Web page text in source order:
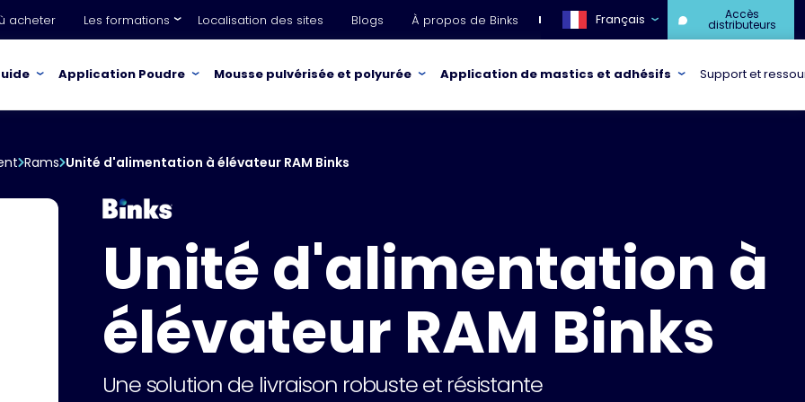
acheter Les formations Localisation des sites Blogs À propos de Binks Français Accès
distributeurs
Application Poudre Mousse pulvérisée et polyurée Application de mastics et adhésifs Support et
Rams Unité d'alimentation à élévateur RAM Binks
Unité d'alimentation à
élévateur RAM Binks
Une solution de livraison robuste et résistante